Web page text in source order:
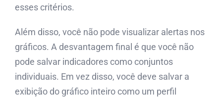
esses critérios.
Além disso, você não pode visualizar alertas nos
gráficos. A desvantagem final é que você não
pode salvar indicadores como conjuntos
individuais. Em vez disso, você deve salvar a
exibição do gráfico inteiro como um perfil